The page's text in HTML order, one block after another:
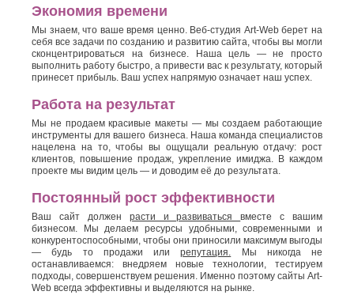
Экономия времени
Мы знаем, что ваше время ценно. Веб-студия Art-Web берет на
себя все задачи по созданию и развитию сайта, чтобы вы могли
сконцентрироваться на бизнесе. Наша цель — не просто
выполнить работу быстро, а привести вас к результату, который
принесет прибыль. Ваш успех напрямую означает наш успех.
Работа на результат
Мы не продаем красивые макеты — мы создаем работающие
инструменты для вашего бизнеса. Наша команда специалистов
нацелена на то, чтобы вы ощущали реальную отдачу: рост
клиентов, повышение продаж, укрепление имиджа. В каждом
проекте мы видим цель — и доводим её до результата.
Постоянный рост эффективности
Ваш сайт должен расти и развиватьсявместе с вашим
бизнесом. Мы делаем ресурсы удобными, современными и
конкурентоспособными, чтобы они приносили максимум выгоды
— будь то продажи илирепутация. Мы никогда не
останавливаемся: внедряем новые технологии, тестируем
подходы, совершенствуем решения. Именно поэтому сайты Art-
Web всегда эффективны и выделяются на рынке.